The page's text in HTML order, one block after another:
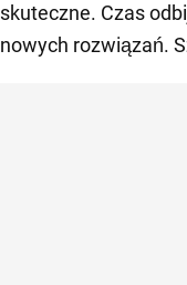
skuteczne. Czas
nowych rozwiązań.